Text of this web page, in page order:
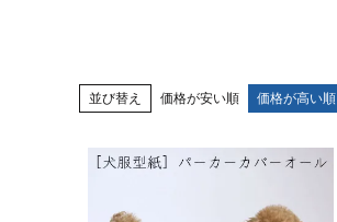
並び替え 価格が安い順 価格が高い順